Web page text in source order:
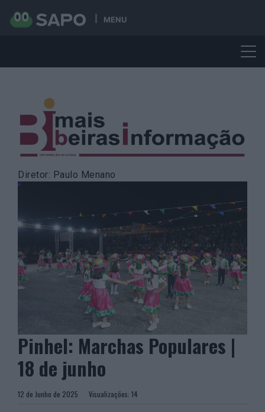
MENU
content
Diretor: Paulo Menano
Pinhel: Marchas Populares |
18 de junho
12 de Junho de 2025 Visualizações: 14